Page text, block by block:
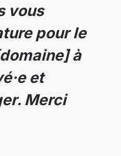
vous
pour le
à
et
Merci